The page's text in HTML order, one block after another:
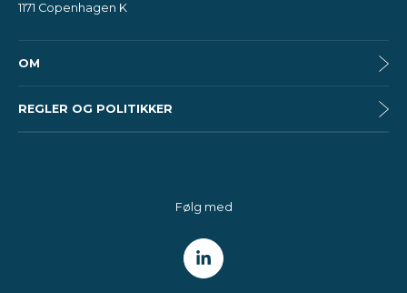
1171 Copenhagen K
OM
REGLER OG POLITIKKER
Følg med